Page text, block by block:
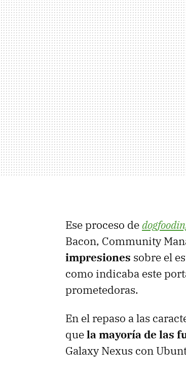
Ese proceso de
Bacon, Community
impresiones sobre el
como indicaba este
prometedoras.
En el repaso a las
quela mayoría de las
Galaxy Nexus con